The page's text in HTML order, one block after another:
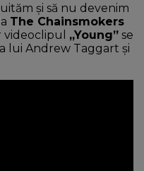
și să nu devenim
The Chainsmokers
videoclipul „Young” se
lui Andrew Taggart și